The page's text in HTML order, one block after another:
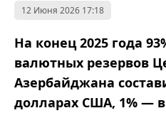
12 Июня 2026 17:18
На конец 2025 года
валютных резервов
Азербайджана
долларах США, 1% —